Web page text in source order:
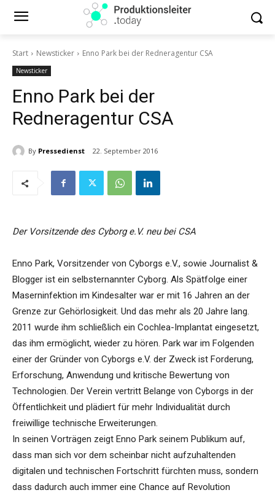
Start Newsticker Enno Park bei der Redneragentur CSA
Newsticker
Enno Park bei der
Redneragentur CSA
By Pressedienst 22. September 2016
Der Vorsitzende des Cyborg e.V. neu bei CSA
Enno Park, Vorsitzender von Cyborgs e.V., sowie Journalist &
Blogger ist ein selbsternannter Cyborg. Als Spätfolge einer
Maserninfektion im Kindesalter war er mit 16 Jahren an der
Grenze zur Gehörlosigkeit. Und das mehr als 20 Jahre lang.
2011 wurde ihm schließlich ein Cochlea-Implantat eingesetzt,
das ihm ermöglicht, wieder zu hören. Park war im Folgenden
einer der Gründer von Cyborgs e.V. der Zweck ist Forderung,
Erforschung, Anwendung und kritische Bewertung von
Technologien. Der Verein vertritt Belange von Cyborgs in der
Öffentlichkeit und plädiert für mehr Individualität durch
freiwillige technische Erweiterungen.
In seinen Vorträgen zeigt Enno Park seinem Publikum auf,
dass man sich vor dem scheinbar nicht aufzuhaltenden
digitalen und technischen Fortschritt fürchten muss, sondern
dass dadurch auch immer eine Chance auf Revolution